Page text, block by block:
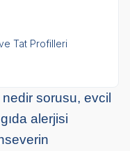
Tat Profilleri
sorusu, evcil
alerjisi